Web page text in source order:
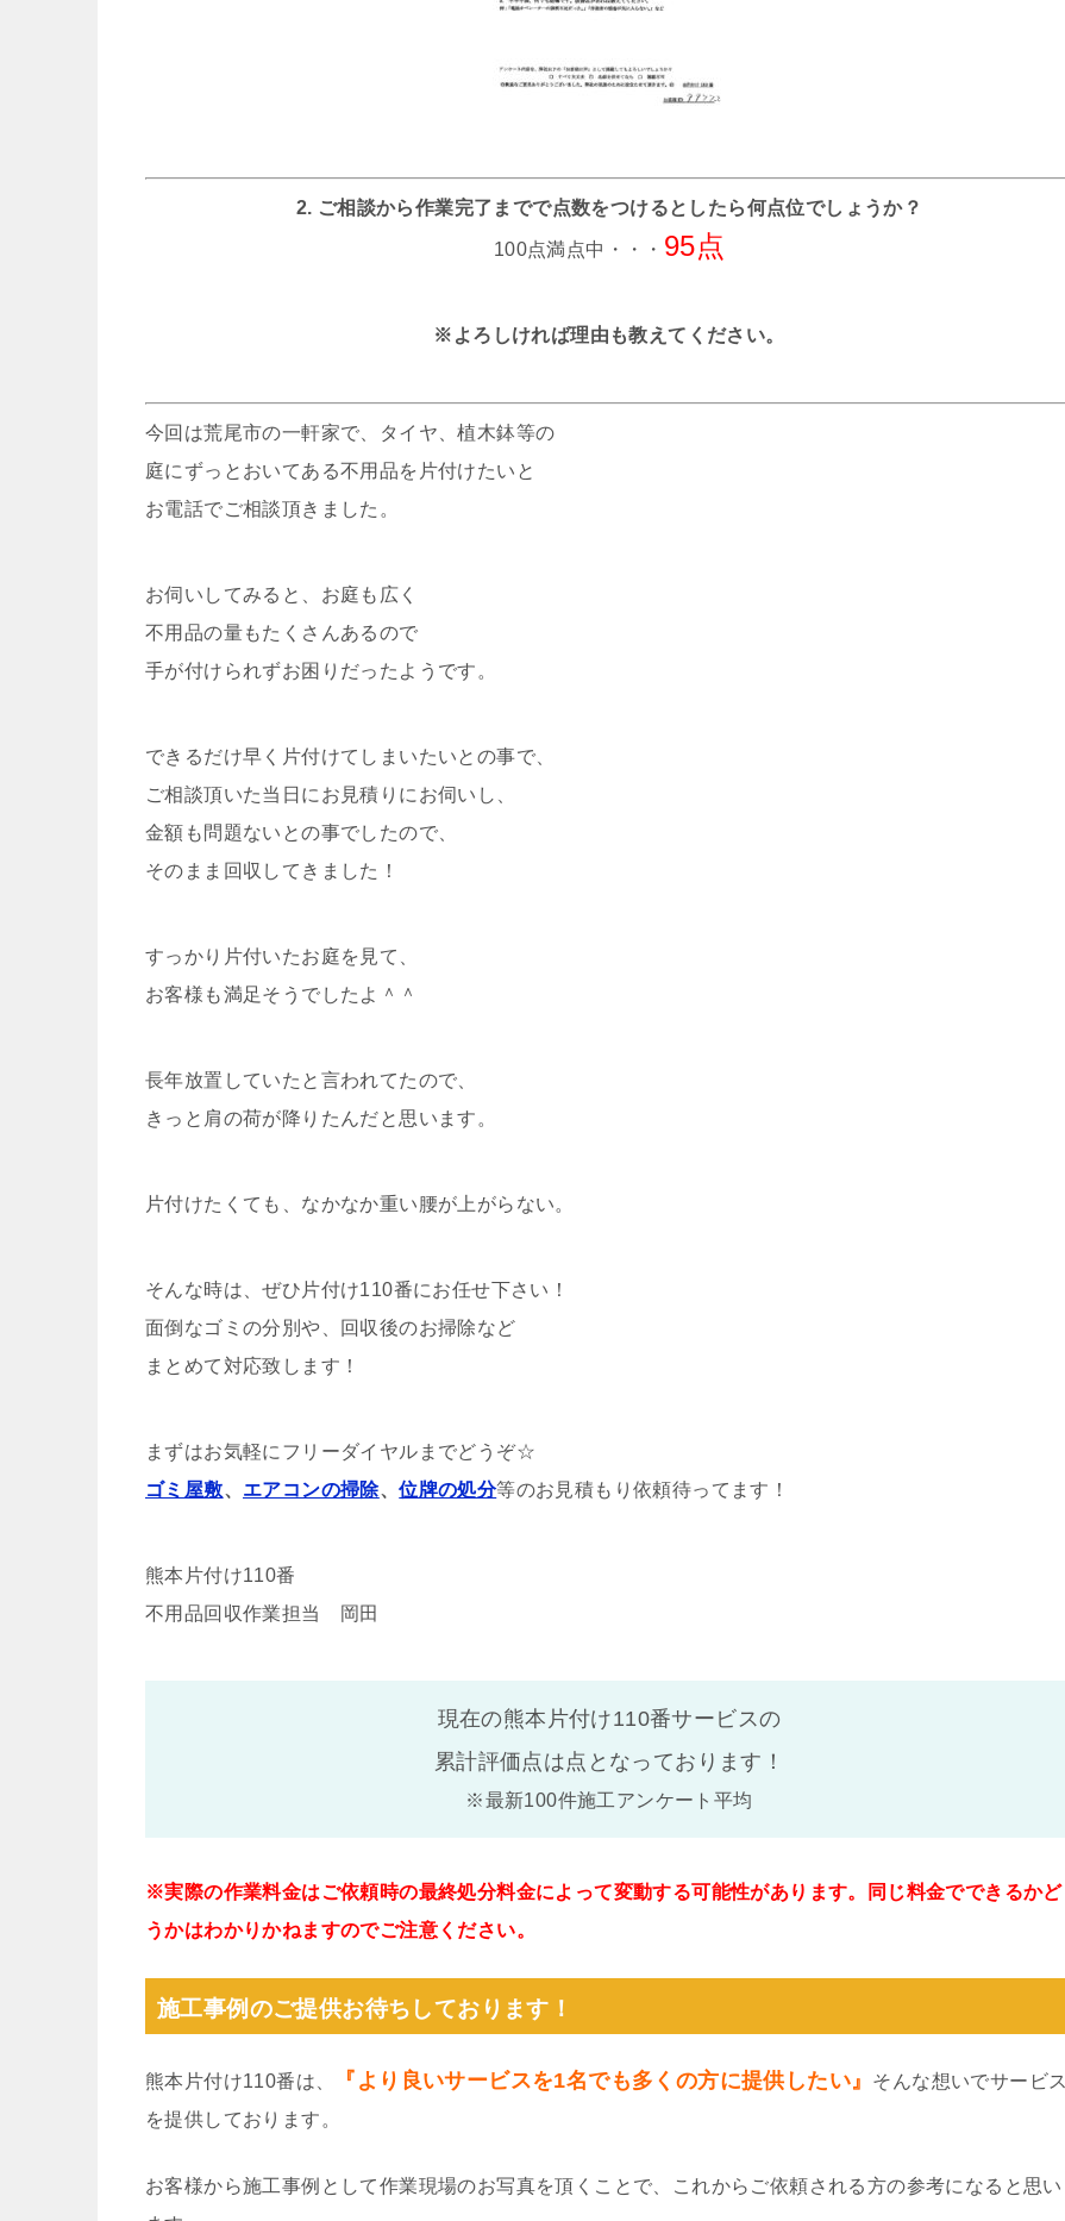
2. ご相談から作業完了までで点数をつけるとしたら何点位でしょうか？
100点満点中・・・ 95点
※よろしければ理由も教えてください。
今回は荒尾市の一軒家で、タイヤ、植木鉢等の
庭にずっとおいてある不用品を片付けたいと
お電話でご相談頂きました。
お伺いしてみると、お庭も広く
不用品の量もたくさんあるので
手が付けられずお困りだったようです。
できるだけ早く片付けてしまいたいとの事で、
ご相談頂いた当日にお見積りにお伺いし、
金額も問題ないとの事でしたので、
そのまま回収してきました！
すっかり片付いたお庭を見て、
お客様も満足そうでしたよ＾＾
長年放置していたと言われてたので、
きっと肩の荷が降りたんだと思います。
片付けたくても、なかなか重い腰が上がらない。
そんな時は、ぜひ片付け110番にお任せ下さい！
面倒なゴミの分別や、回収後のお掃除など
まとめて対応致します！
まずはお気軽にフリーダイヤルまでどうぞ☆
ゴミ屋敷、 エアコンの掃除、位牌の処分等のお見積もり依頼待ってます！
熊本片付け110番
不用品回収作業担当 岡田
現在の熊本片付け110番サービスの
累計評価点は点となっております！
※最新100件施工アンケート平均
※実際の作業料金はご依頼時の最終処分料金によって変動する可能性があります。同じ料金でできるかど
うかはわかりかねますのでご注意ください。
施工事例のご提供お待ちしております！
熊本片付け110番は、 『より良いサービスを1名でも多くの方に提供したい』
そんな想いでサービス
を提供しております。
お客様から施工事例として作業現場のお写真を頂くことで、これからご依頼される方の参考になると思い